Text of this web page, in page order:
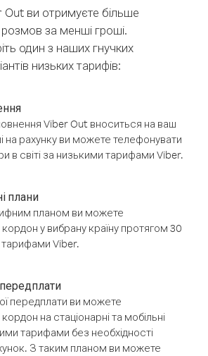
Out ви отримуєте більше
за менші гроші.
один з наших гнучких
низьких тарифів:
Viber Out вноситься на ваш
на рахунку ви можете телефонувати
в світі за низькими тарифами Viber.
плани
планом ви можете
у вибрану країну протягом 30
тарифами Viber.
передплати ви можете
на стаціонарні та мобільні
тарифами без необхідності
З таким планом ви можете